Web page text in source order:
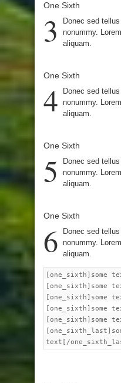
One Sixth
3
Donec sed
nonummy.
aliquam.
One Sixth
4
Donec sed
nonummy.
aliquam.
One Sixth
5
Donec sed
nonummy.
aliquam.
One Sixth
6
Donec sed
nonummy.
aliquam.
[one_sixth]some
[one_sixth]some
[one_sixth]some
[one_sixth]some
[one_sixth]some
text[/